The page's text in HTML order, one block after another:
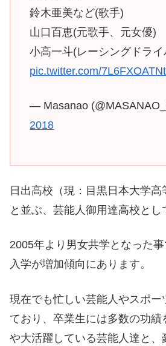
鈴木亜美など(歌手)
山口百恵(元歌手、元女優)
小高一斗(レーシングドライ
pic.twitter.com/7L6FXOATNt
— Masanao
2018
日出高校（現：目黒日本大学
と並ぶ、芸能人御用達高校とし
2005年より男女共学となった
入学が増加傾向にあります。
現在でも忙しい芸能人やスポー
ており、卒業生には多数の功
や大活躍している芸能人達と、